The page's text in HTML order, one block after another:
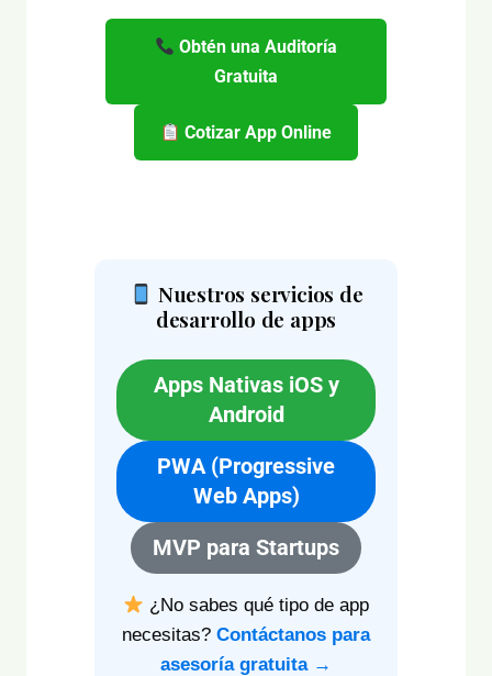
Obtén una Auditoría
Gratuita
Cotizar App Online
Nuestros servicios de
desarrollo de apps
Apps Nativas iOS y
Android
PWA (Progressive
Web Apps)
MVP para Startups
¿No sabes qué tipo de app
necesitas? Contáctanos para
asesoría gratuita →